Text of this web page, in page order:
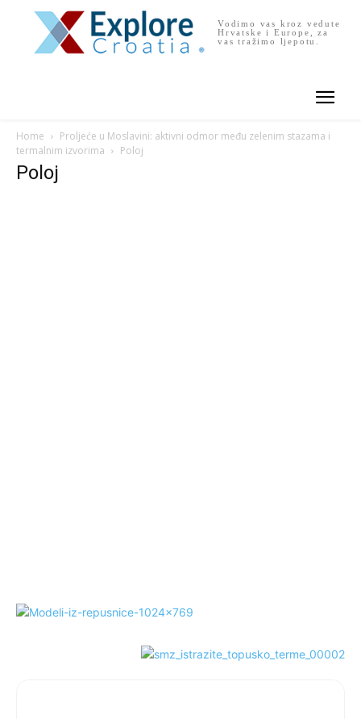
Vodimo vas kroz vedute
Hrvatske i Europe, za
vas tražimo ljepotu.
Home
Proljeće u Moslavini: aktivni odmor među zelenim stazama i
termalnim izvorima
Poloj
Poloj